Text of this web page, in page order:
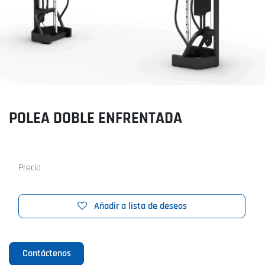
POLEA DOBLE ENFRENTADA
Añadir a lista de deseos
Precio
Contáctenos